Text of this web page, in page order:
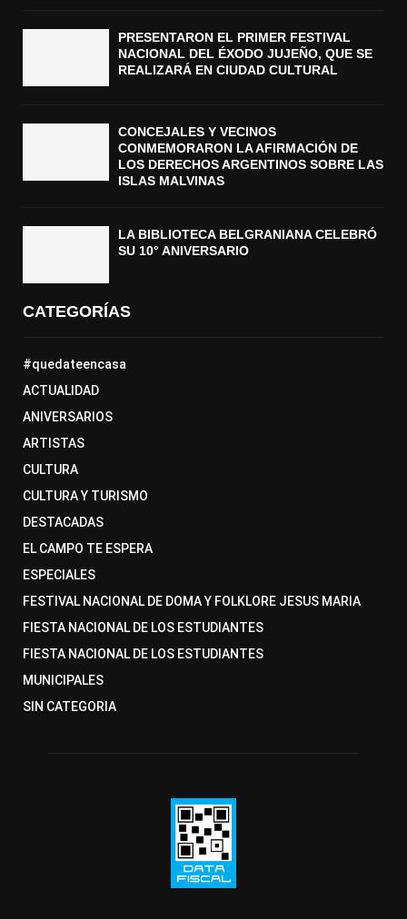
PRESENTARON EL PRIMER FESTIVAL
NACIONAL DEL ÉXODO JUJEÑO, QUE SE
REALIZARÁ EN CIUDAD CULTURAL
CONCEJALES Y VECINOS
CONMEMORARON LA AFIRMACIÓN DE
LOS DERECHOS ARGENTINOS SOBRE LAS
ISLAS MALVINAS
LA BIBLIOTECA BELGRANIANA CELEBRÓ
SU 10° ANIVERSARIO
CATEGORÍAS
#quedateencasa
ACTUALIDAD
ANIVERSARIOS
ARTISTAS
CULTURA
CULTURA Y TURISMO
DESTACADAS
EL CAMPO TE ESPERA
ESPECIALES
FESTIVAL NACIONAL DE DOMA Y FOLKLORE JESUS MARIA
FIESTA NACIONAL DE LOS ESTUDIANTES
FIESTA NACIONAL DE LOS ESTUDIANTES
MUNICIPALES
SIN CATEGORIA